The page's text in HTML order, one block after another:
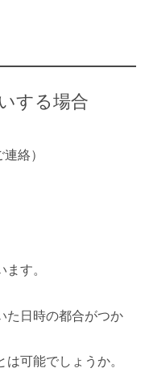
する場合
絡）
す。
た日時の都合がつか
可能でしょうか。